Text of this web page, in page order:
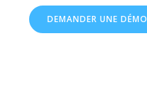
DEMANDER UNE DÉMO